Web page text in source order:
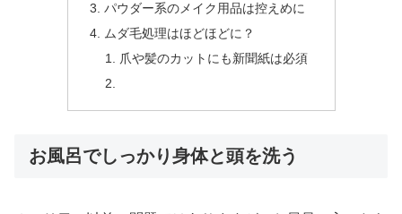
パウダー系のメイク用品は控えめに
ムダ毛処理はほどほどに？
爪や髪のカットにも新聞紙は必須
お風呂でしっかり身体と頭を洗う